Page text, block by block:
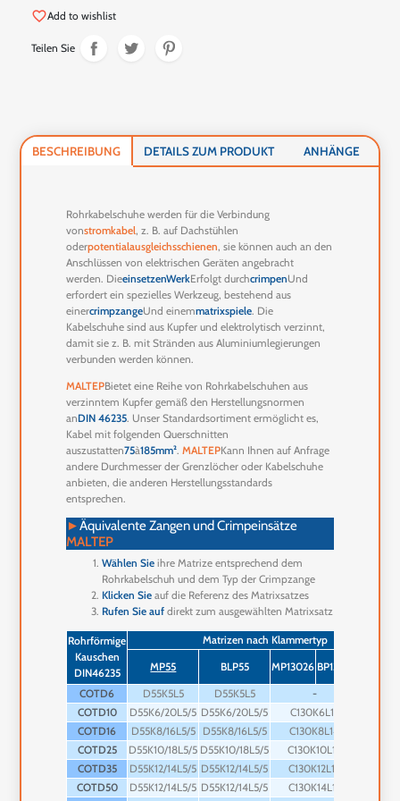
favorite_borderAdd to wishlist
Teilen Sie
BESCHREIBUNG DETAILS ZUM PRODUKT ANHÄNGE
Rohrkabelschuhe werden für die Verbindung
vonstromkabel, z. B. auf Dachstühlen
oderpotentialausgleichsschienen, sie können auch an den
Anschlüssen von elektrischen Geräten angebracht
werden. DieeinsetzenWerkErfolgt durchcrimpenUnd
erfordert ein spezielles Werkzeug, bestehend aus
einercrimpzangeUnd einemmatrixspiele. Die
Kabelschuhe sind aus Kupfer und elektrolytisch verzinnt,
damit sie z. B. mit Stränden aus Aluminiumlegierungen
verbunden werden können.
MALTEPBietet eine Reihe von Rohrkabelschuhen aus
verzinntem Kupfer gemäß den Herstellungsnormen
anDIN 46235. Unser Standardsortiment ermöglicht es,
Kabel mit folgenden Querschnitten
auszustatten75à185mm².MALTEPKann Ihnen auf Anfrage
andere Durchmesser der Grenzlöcher oder Kabelschuhe
anbieten, die anderen Herstellungsstandards
entsprechen.
►Äquivalente Zangen und Crimpeinsätze
MALTEP
Wählen Sie ihre Matrize entsprechend dem
Rohrkabelschuh und dem Typ der Crimpzange
Klicken Sie auf die Referenz des Matrixsatzes
Rufen Sie auf direkt zum ausgewählten Matrixsatz
Rohrförmige
Kauschen
DIN46235
Matrizen nach Klammertyp
MP55
BLP55 MP13026 BP13026
COTD6
D55K5L5 D55K5L5 -
COTD10
D55K6/20L5/5 D55K6/20L5/5 C130K6L12
COTD16
D55K8/16L5/5 D55K8/16L5/5 C130K8L14
COTD25
D55K10/18L5/5 D55K10/18L5/5 C130K10L12
COTD35
D55K12/14L5/5 D55K12/14L5/5 C130K12L12
COTD50
D55K12/14L5/5 D55K12/14L5/5 C130K14L12